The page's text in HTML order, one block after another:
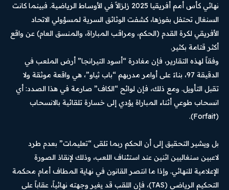
نهائي كأس أمم أفريقيا 2025 زلزالاً في الأوساط الرياضية. فبينما كانت
السنغال تحتفل بفوزها، كشفت الوثائق السرية لمسؤولي الاتحاد
الأفريقي لكرة القدم (الحكم، ومراقب المباراة، والمنسق العام) عن واقع
أكثر قتامة بكثير.
وفقاً لهذه التقارير، فإن مغادرة “أسود التيرانجا” أرض الملعب في
الدقيقة 97، بناءً على أوامر مدربهم “باب ثياو”، هي واقعة موثقة ولا
تقبل التأويل. ومع ذلك، فإن لوائح “الكاف” صارمة في هذا الصدد: أي
انسحاب طوعي أثناء المباراة يؤدي إلى خسارة تلقائية بالانسحاب
(Forfait).
بل ويشير التحقيق إلى أن الحكم ربما تلقى “تعليمات” بعدم طرد
لاعبين سنغاليين اثنين عند استئناف اللعب، وذلك لإنقاذ الصورة
الإعلامية للنهائي. وإذا ما انتصر القانون في نهاية المطاف أمام محكمة
التحكيم الرياضي (TAS)، فإن اللقب قد يغير وجهته نهائياً، عقاباً على